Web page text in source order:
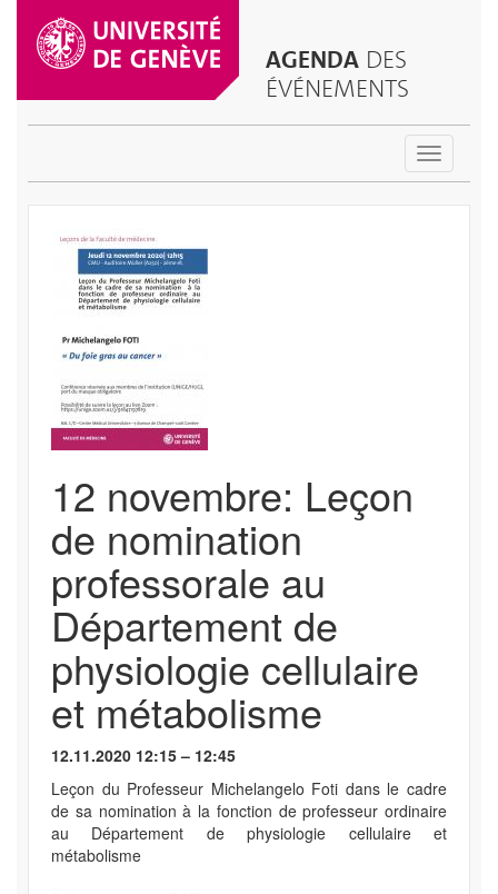
AGENDA DES
ÉVÉNEMENTS
Toggle
12 novembre: Leçon
de nomination
professorale au
Département de
physiologie cellulaire
et métabolisme
12.11.2020 12:15 – 12:45
Leçon du Professeur Michelangelo Foti dans le cadre
de sa nomination à la fonction de professeur ordinaire
au Département de physiologie cellulaire et
métabolisme